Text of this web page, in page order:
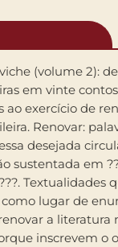
(volume 2):
em vinte
ao exercício de
Renovar:
desejada
sustentada em
Textualidades
lugar de
a literatura
inscrevem o